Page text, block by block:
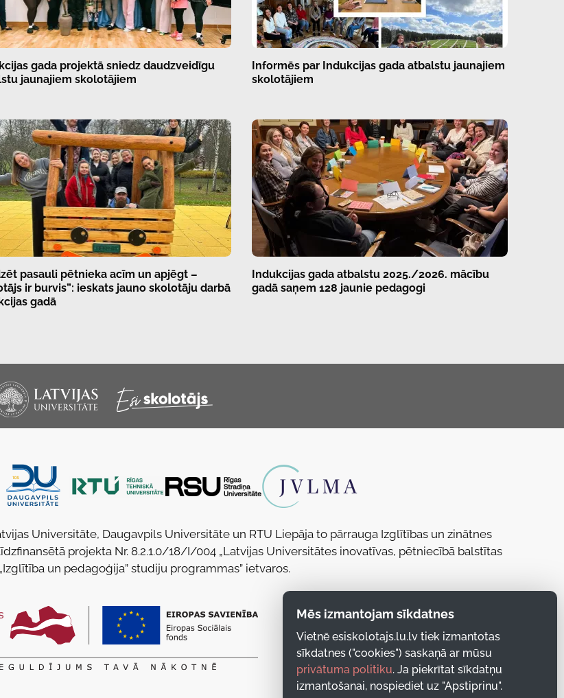
gada projektā sniedz daudzveidīgu
jaunajiem skolotājiem
Informēs par Indukcijas gada atbalstu jaunajiem
skolotājiem
pasauli pētnieka acīm un apjēgt –
ir burvis”: ieskats jauno skolotāju darbā
gadā
Indukcijas gada atbalstu 2025./2026. mācību
gadā saņem 128 jaunie pedagogi
Universitāte, Daugavpils Universitāte un RTU Liepāja to pārrauga Izglītības un zinātnes
projekta Nr. 8.2.1.0/18/I/004 „Latvijas Universitātes inovatīvas, pētniecībā balstītas
un pedagoģija” studiju programmas” ietvaros.
Mēs izmantojam sīkdatnes
Vietnē esiskolotajs.lu.lv tiek izmantotas
sīkdatnes ("cookies") saskaņā ar mūsu
privātuma politiku. Ja piekrītat sīkdatņu
izmantošanai, nospiediet uz "Apstiprinu".